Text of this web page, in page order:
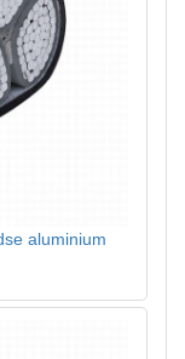
aluminium